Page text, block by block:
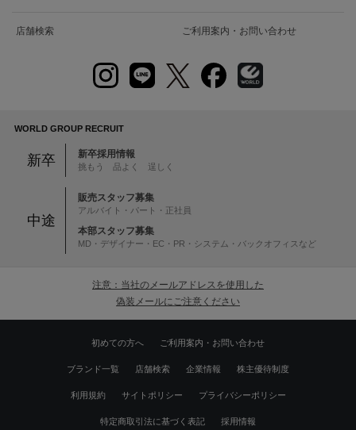
店舗検索 ご利用案内・お問い合わせ
WORLD GROUP RECRUIT
新卒 新卒採用情報
挑もう 品よく 逞しく
中途
販売スタッフ募集
アルバイト・パート・正社員
本部スタッフ募集
MD・デザイナー・EC・PR・システム・バックオフィスなど
注意：当社のメールアドレスを使用した
偽装メールにご注意ください
初めての方へ ご利用案内・お問い合わせ
ブランド一覧 店舗検索 企業情報 株主優待制度
利用規約 サイトポリシー プライバシーポリシー
特定商取引法に基づく表記 採用情報